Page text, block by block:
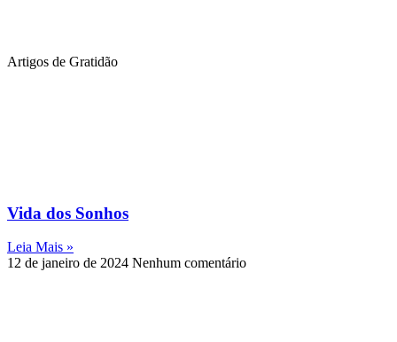
Artigos de Gratidão
Vida dos Sonhos
Leia Mais »
12 de janeiro de 2024 Nenhum comentário